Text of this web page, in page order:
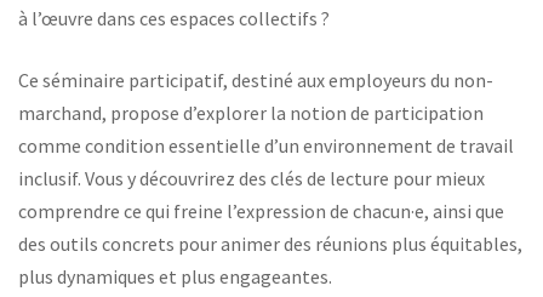
à l’œuvre dans ces espaces collectifs ?
Ce séminaire participatif, destiné aux employeurs du non-
marchand, propose d’explorer la notion de participation
comme condition essentielle d’un environnement de travail
inclusif. Vous y découvrirez des clés de lecture pour mieux
comprendre ce qui freine l’expression de chacun·e, ainsi que
des outils concrets pour animer des réunions plus équitables,
plus dynamiques et plus engageantes.